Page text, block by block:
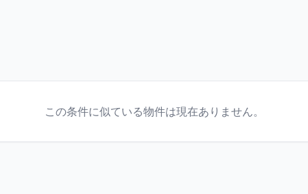
この条件に似ている物件は現在ありません。